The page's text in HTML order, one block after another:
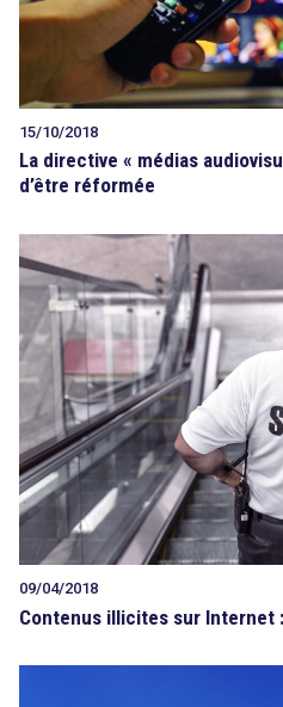
15/10/2018
La directive « médias
d’être réformée
09/04/2018
Contenus illicites sur Internet